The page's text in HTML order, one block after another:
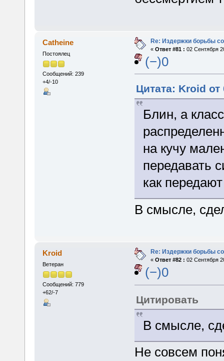
Catheine
Постоялец
Сообщений: 239
+4/-10
Re: Издержки борьбы
« Ответ #81 : 02 Сентября
(−)0
Цитата: Kroid
Блин, а
на кучу
передавать
как
В смысле,
Kroid
Ветеран
Сообщений: 779
+62/-7
Re: Издержки борьбы
« Ответ #82 : 02 Сентября
(−)0
Цитировать
В смысле,
Не совсем